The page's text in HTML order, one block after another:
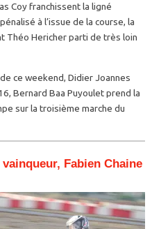
Coy franchissent la ligné
à l’issue de la course, la
Théo Hericher parti de très loin
ce weekend, Didier Joannes
Bernard Baa Puyoulet prend la
sur la troisième marche du
Fabien Chaine